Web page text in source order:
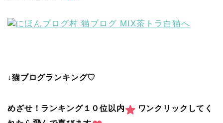
↓猫ブログランキング♡
めざせ！ランキング１０位以内
ワンクリックしてく